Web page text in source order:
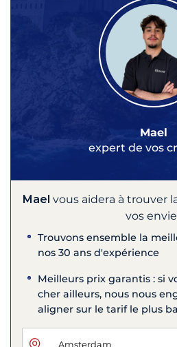
Mael
expert de vos
Mael vous aidera à trouver
vos
Trouvons ensemble la
nos 30 ans d'expérience
Meilleurs prix garantis : si
cher ailleurs, nous nous
aligner sur le tarif le plus